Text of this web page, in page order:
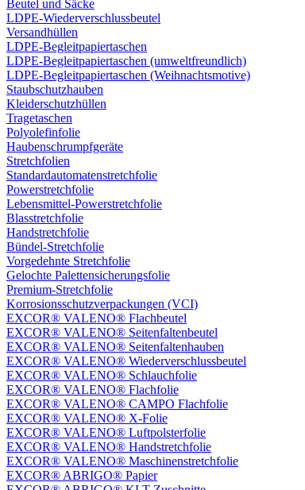
Beutel und Säcke
LDPE-Wiederverschlussbeutel
Versandhüllen
LDPE-Begleitpapiertaschen
LDPE-Begleitpapiertaschen (umweltfreundlich)
LDPE-Begleitpapiertaschen (Weihnachtsmotive)
Staubschutzhauben
Kleiderschutzhüllen
Tragetaschen
Polyolefinfolie
Haubenschrumpfgeräte
Stretchfolien
Standardautomatenstretchfolie
Powerstretchfolie
Lebensmittel-Powerstretchfolie
Blasstretchfolie
Handstretchfolie
Bündel-Stretchfolie
Vorgedehnte Stretchfolie
Gelochte Palettensicherungsfolie
Premium-Stretchfolie
Korrosionsschutzverpackungen (VCI)
EXCOR® VALENO® Flachbeutel
EXCOR® VALENO® Seitenfaltenbeutel
EXCOR® VALENO® Seitenfaltenhauben
EXCOR® VALENO® Wiederverschlussbeutel
EXCOR® VALENO® Schlauchfolie
EXCOR® VALENO® Flachfolie
EXCOR® VALENO® CAMPO Flachfolie
EXCOR® VALENO® X-Folie
EXCOR® VALENO® Luftpolsterfolie
EXCOR® VALENO® Handstretchfolie
EXCOR® VALENO® Maschinenstretchfolie
EXCOR® ABRIGO® Papier